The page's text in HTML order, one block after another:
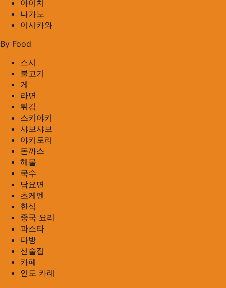
아이치
나가노
이시카와
By Food
스시
불고기
게
라면
튀김
스키야키
샤브샤브
야키토리
돈까스
해물
국수
담요면
츠케멘
한식
중국 요리
파스타
다방
선술집
카페
인도 카레